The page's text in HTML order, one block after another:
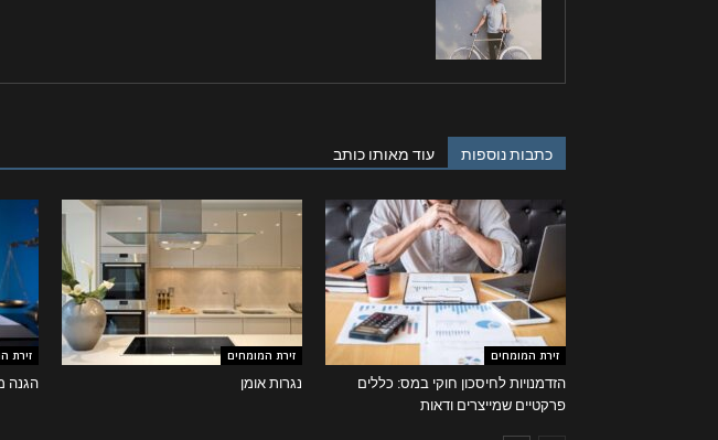
כתבות נוספות עוד מאותו כותב
זירת המומחים
הזדמנויות לחיסכון חוקי במס: כללים
פרקטיים שמייצרים ודאות
זירת המומחים
נגרות אומן
זירת
הגנה